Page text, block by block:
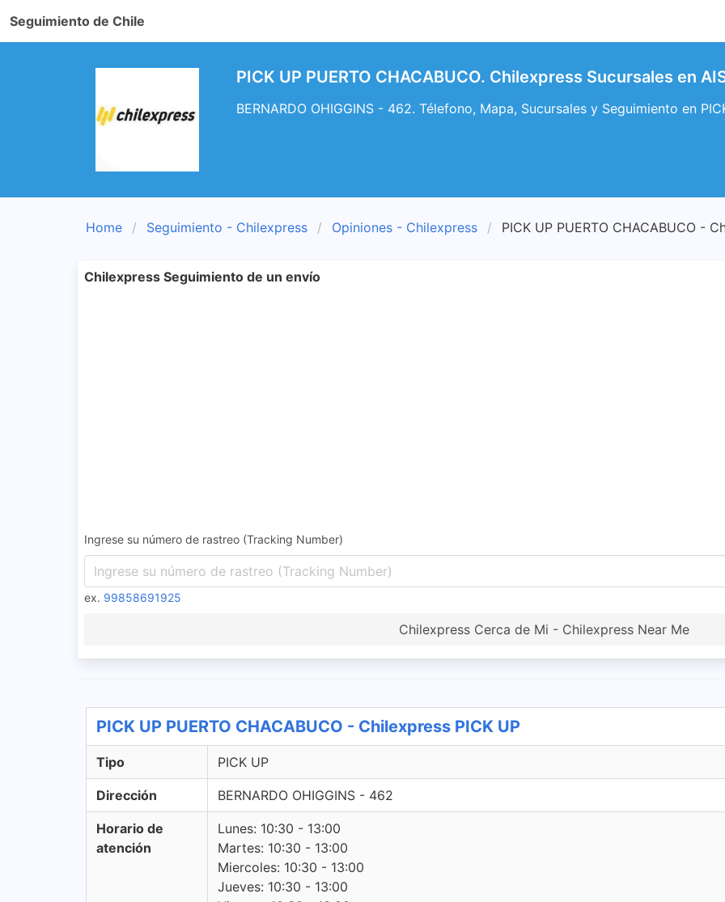
Seguimiento de Chile
PICK UP PUERTO CHACABUCO. Chilexpress Sucursales en
BERNARDO OHIGGINS - 462. Télefono, Mapa, Sucursales y Seguimiento en
Home Seguimiento - Chilexpress Opiniones - Chilexpress PICK UP PUERTO CHACABUCO -
Chilexpress Seguimiento de un envío
Ingrese su número de rastreo (Tracking Number)
ex. 99858691925
Chilexpress Cerca de Mi - Chilexpress Near Me
PICK UP PUERTO CHACABUCO - Chilexpress PICK UP
Tipo PICK UP
Dirección BERNARDO OHIGGINS - 462
Horario de
atención
Lunes: 10:30 - 13:00
Martes: 10:30 - 13:00
Miercoles: 10:30 - 13:00
Jueves: 10:30 - 13:00